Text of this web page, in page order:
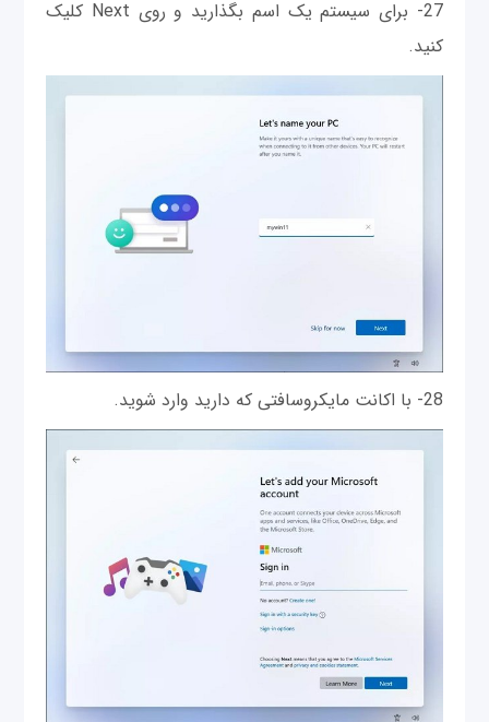
27- برای سیستم یک اسم بگذارید و روی Next کلیک
کنید.
28- با اکانت مایکروسافتی که دارید وارد شوید.